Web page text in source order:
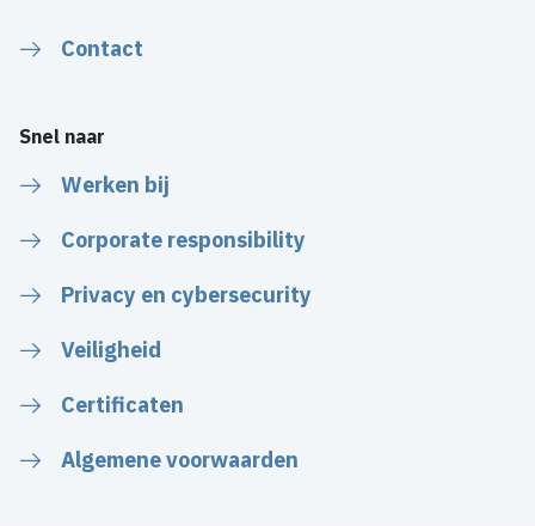
Contact
Snel naar
Werken bij
Corporate responsibility
Privacy en cybersecurity
Veiligheid
Certificaten
Algemene voorwaarden